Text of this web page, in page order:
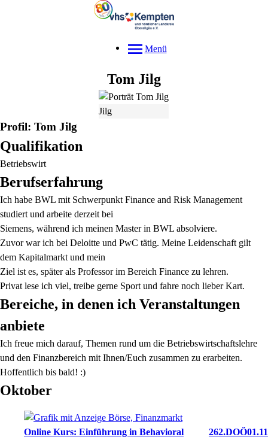
Menü
Tom Jilg
Jilg
Profil: Tom Jilg
Qualifikation
Betriebswirt
Berufserfahrung
Ich habe BWL mit Schwerpunkt Finance and Risk Management
studiert und arbeite derzeit bei
Siemens, während ich meinen Master in BWL absolviere.
Zuvor war ich bei Deloitte und PwC tätig. Meine Leidenschaft gilt
dem Kapitalmarkt und mein
Ziel ist es, später als Professor im Bereich Finance zu lehren.
Privat lese ich viel, treibe gerne Sport und fahre noch lieber Kart.
Bereiche, in denen ich Veranstaltungen
anbiete
Ich freue mich darauf, Themen rund um die Betriebswirtschaftslehre
und den Finanzbereich mit Ihnen/Euch zusammen zu erarbeiten.
Hoffentlich bis bald! :)
Oktober
Online Kurs: Einführung in Behavioral
262.DOÖ01.11